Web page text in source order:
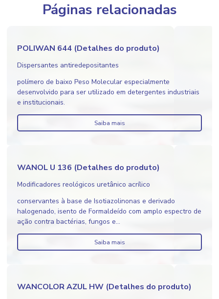
Páginas relacionadas
POLIWAN 644 (Detalhes do produto)
Dispersantes antiredepositantes
polímero de baixo Peso Molecular especialmente
desenvolvido para ser utilizado em detergentes industriais
e institucionais.
Saiba mais
WANOL U 136 (Detalhes do produto)
Modificadores reológicos uretânico acrílico
conservantes à base de Isotiazolinonas e derivado
halogenado, isento de Formaldeído com amplo espectro de
ação contra bactérias, fungos e...
Saiba mais
WANCOLOR AZUL HW (Detalhes do produto)